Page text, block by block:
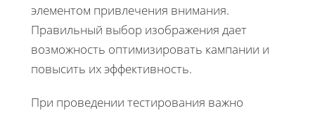
элементом привлечения внимания.
Правильный выбор изображения дает
возможность оптимизировать кампании и
повысить их эффективность.
При проведении тестирования важно